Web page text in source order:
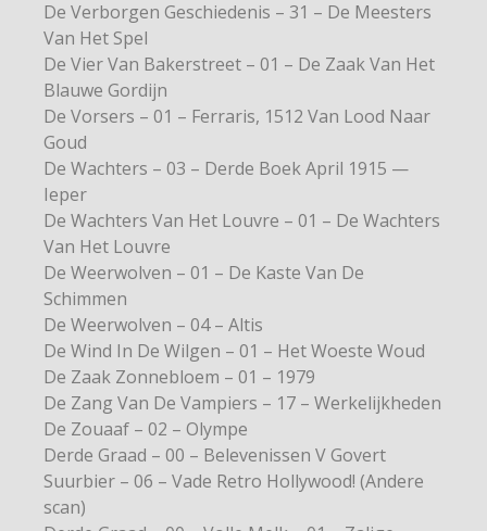
De Verborgen Geschiedenis – 31 – De Meesters
Van Het Spel
De Vier Van Bakerstreet – 01 – De Zaak Van Het
Blauwe Gordijn
De Vorsers – 01 – Ferraris, 1512 Van Lood Naar
Goud
De Wachters – 03 – Derde Boek April 1915 —
Ieper
De Wachters Van Het Louvre – 01 – De Wachters
Van Het Louvre
De Weerwolven – 01 – De Kaste Van De
Schimmen
De Weerwolven – 04 – Altis
De Wind In De Wilgen – 01 – Het Woeste Woud
De Zaak Zonnebloem – 01 – 1979
De Zang Van De Vampiers – 17 – Werkelijkheden
De Zouaaf – 02 – Olympe
Derde Graad – 00 – Belevenissen V Govert
Suurbier – 06 – Vade Retro Hollywood! (Andere
scan)